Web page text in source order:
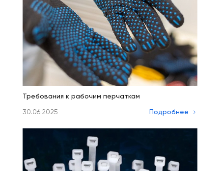
Требования к рабочим перчаткам
30.06.2025 Подробнее